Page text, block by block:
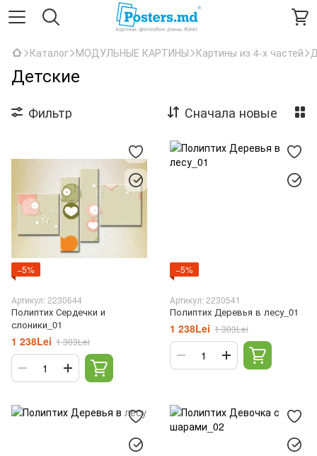
Каталог МОДУЛЬНЫЕ КАРТИНЫ Картины из 4-х частей
Детские
Фильтр Сначала новые
−5%
Артикул: 2230644
Полиптих Сердечки и
слоники_01
1 238Lei 1 303Lei
−5%
Артикул: 2230541
Полиптих Деревья в лесу_01
1 238Lei 1 303Lei